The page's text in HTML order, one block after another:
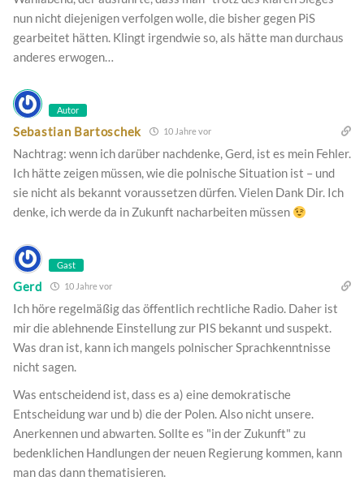
nun nicht diejenigen verfolgen wolle, die bisher gegen PiS
gearbeitet hätten. Klingt irgendwie so, als hätte man durchaus
anderes erwogen…
Autor
Sebastian Bartoschek 10 Jahre vor
Nachtrag: wenn ich darüber nachdenke, Gerd, ist es mein Fehler.
Ich hätte zeigen müssen, wie die polnische Situation ist – und
sie nicht als bekannt voraussetzen dürfen. Vielen Dank Dir. Ich
denke, ich werde da in Zukunft nacharbeiten müssen
Gast
Gerd 10 Jahre vor
Ich höre regelmäßig das öffentlich rechtliche Radio. Daher ist
mir die ablehnende Einstellung zur PIS bekannt und suspekt.
Was dran ist, kann ich mangels polnischer Sprachkenntnisse
nicht sagen.
Was entscheidend ist, dass es a) eine demokratische
Entscheidung war und b) die der Polen. Also nicht unsere.
Anerkennen und abwarten. Sollte es "in der Zukunft" zu
bedenklichen Handlungen der neuen Regierung kommen, kann
man das dann thematisieren.